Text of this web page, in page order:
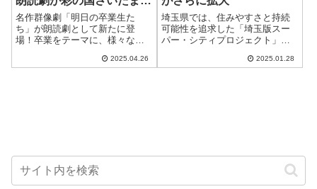
術劇場で上演決定！
名作群像劇「明日の卒業生た
ち」が朗読劇として新たに登
場！卒業をテーマに、様々な人
「明日の卒業生たち」が、つい
2025.04.26
埼玉県では、住みやすさと持続
可能性を追求した「埼玉版スー
パー・シティプロジェクト」が
ェクトは、コンパクト、スマー
2025.01.28